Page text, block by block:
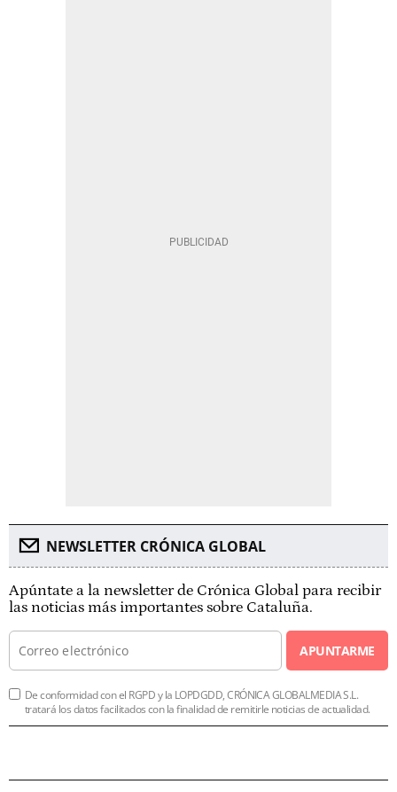
NEWSLETTER CRÓNICA GLOBAL
Apúntate a la newsletter de Crónica Global para recibir
las noticias más importantes sobre Cataluña.
APUNTARME
De conformidad con el RGPD y la LOPDGDD, CRÓNICA GLOBALMEDIA S.L.
tratará los datos facilitados con la finalidad de remitirle noticias de actualidad.